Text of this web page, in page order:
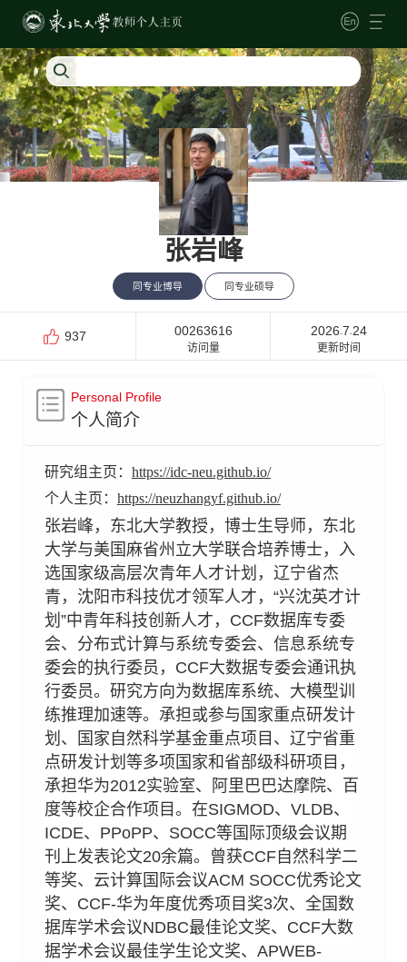
张岩峰
同专业博导 同专业硕导
937 00263616
访问量
2026-7-24
更新时间
Personal Profile
个人简介
研究组主页： https://idc-neu.github.io/
个人主页： https://neuzhangyf.github.io/
张岩峰，东北大学教授，博士生导师，东北
大学与美国麻省州立大学联合培养博士，入
选国家级高层次青年人才计划，辽宁省杰
青，沈阳市科技优才领军人才，“兴沈英才计
划”中青年科技创新人才，CCF数据库专委
会、分布式计算与系统专委会、信息系统专
委会的执行委员，CCF大数据专委会通讯执
行委员。研究方向为数据库系统、大模型训
练推理加速等。承担或参与国家重点研发计
划、国家自然科学基金重点项目、辽宁省重
点研发计划等多项国家和省部级科研项目，
承担华为2012实验室、阿里巴巴达摩院、百
度等校企合作项目。在SIGMOD、VLDB、
ICDE、PPoPP、SOCC等国际顶级会议期
刊上发表论文20余篇。曾获CCF自然科学二
等奖、云计算国际会议ACM SOCC优秀论文
奖、CCF-华为年度优秀项目奖3次、全国数
据库学术会议NDBC最佳论文奖、CCF大数
据学术会议最佳学生论文奖、APWEB-